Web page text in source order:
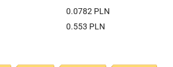
0.0782 PLN
0.553 PLN